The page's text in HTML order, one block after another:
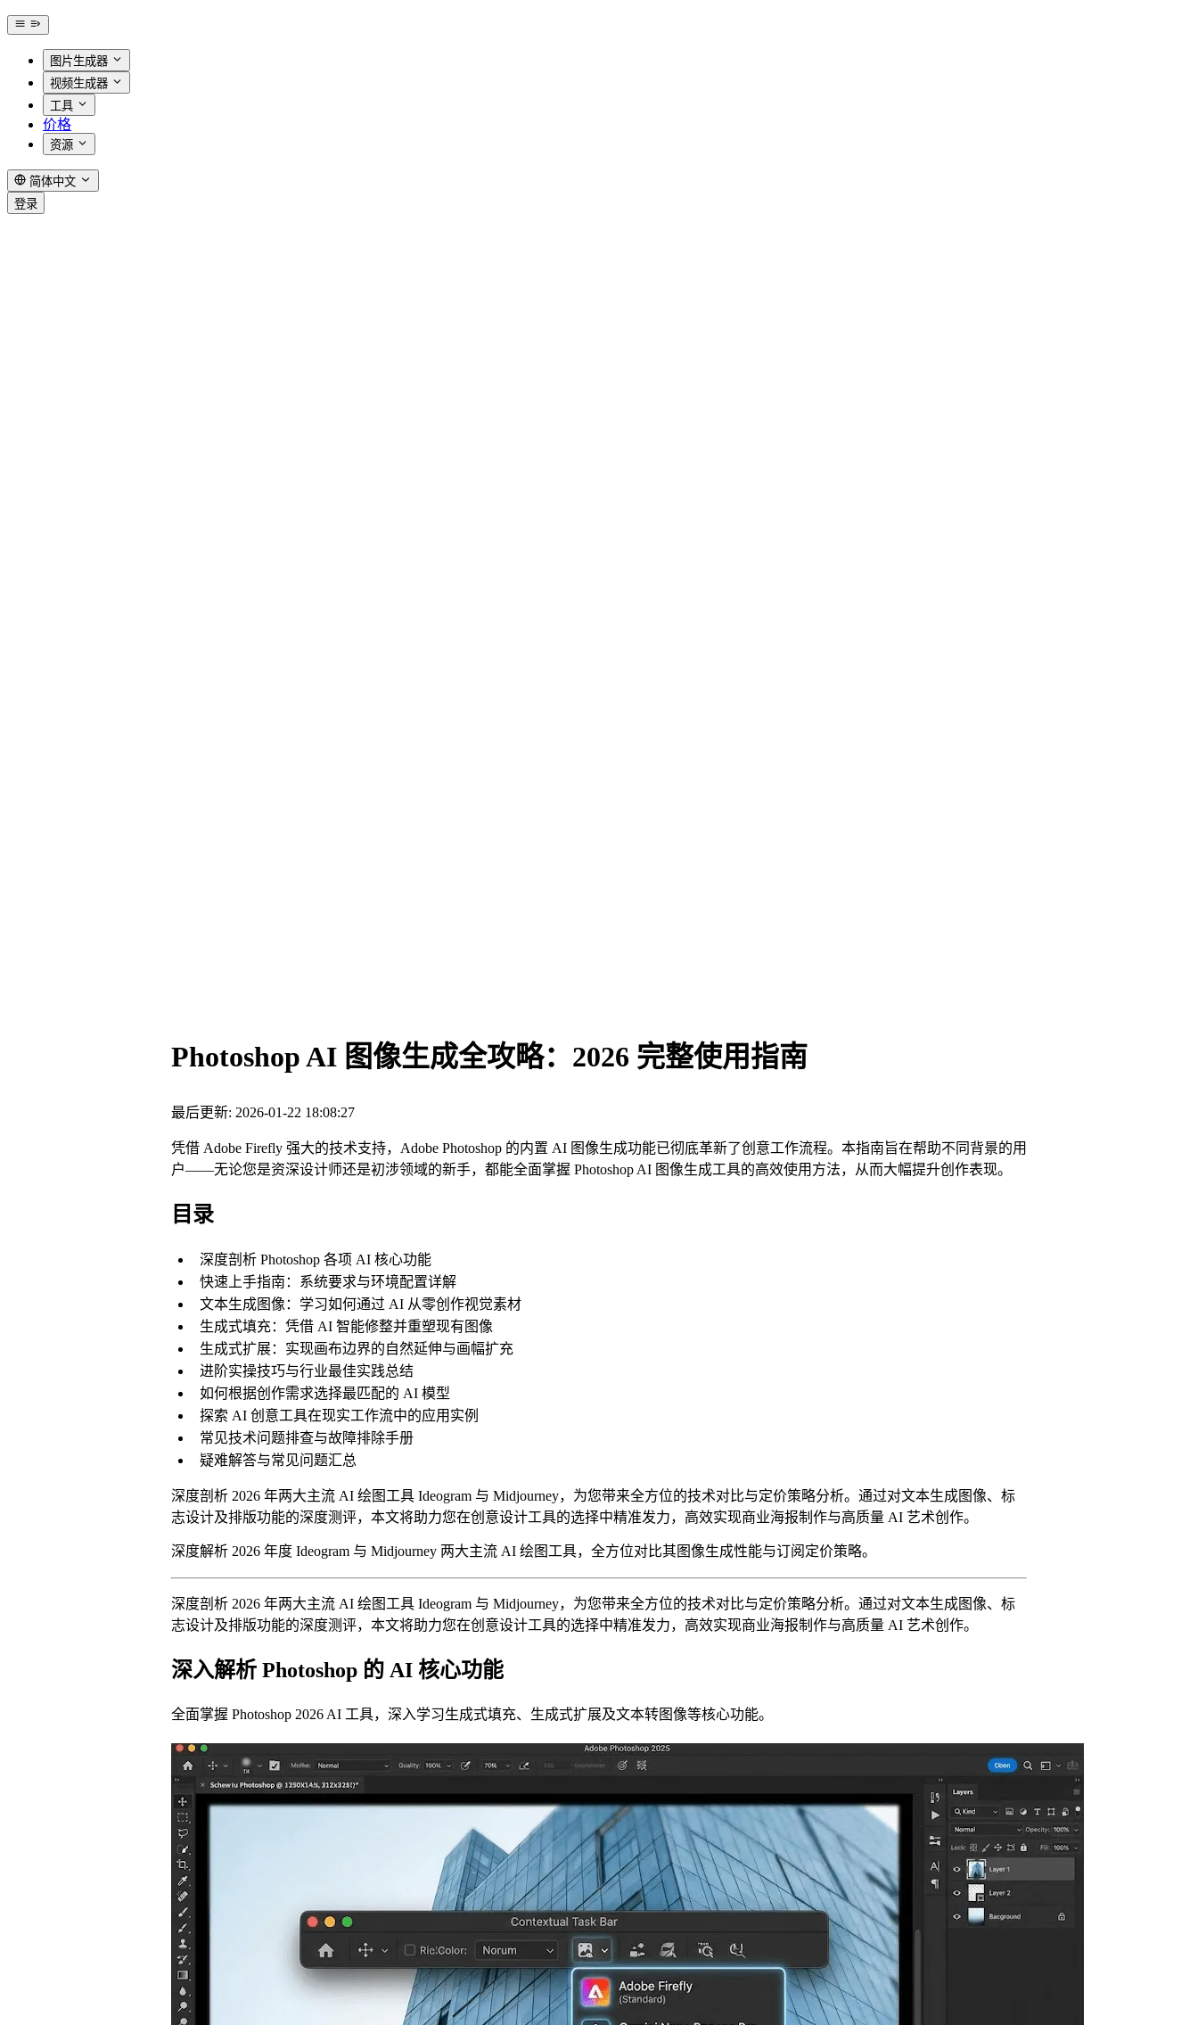
图片生成器
视频生成器
工具
价格
资源
简体中文
登录
Photoshop AI 图像生成全攻略：2026 完整使用指南
最后更新: 2026-01-22 18:08:27
凭借 Adobe Firefly 强大的技术支持，Adobe Photoshop 的内置 AI 图像生成功能已彻底革新了创意工作流程。本指南旨在帮助不同背景的用
户——无论您是资深设计师还是初涉领域的新手，都能全面掌握 Photoshop AI 图像生成工具的高效使用方法，从而大幅提升创作表现。
目录
深度剖析 Photoshop 各项 AI 核心功能
快速上手指南：系统要求与环境配置详解
文本生成图像：学习如何通过 AI 从零创作视觉素材
生成式填充：凭借 AI 智能修整并重塑现有图像
生成式扩展：实现画布边界的自然延伸与画幅扩充
进阶实操技巧与行业最佳实践总结
如何根据创作需求选择最匹配的 AI 模型
探索 AI 创意工具在现实工作流中的应用实例
常见技术问题排查与故障排除手册
疑难解答与常见问题汇总
深度剖析 2026 年两大主流 AI 绘图工具 Ideogram 与 Midjourney，为您带来全方位的技术对比与定价策略分析。通过对文本生成图像、标
志设计及排版功能的深度测评，本文将助力您在创意设计工具的选择中精准发力，高效实现商业海报制作与高质量 AI 艺术创作。
深度解析 2026 年度 Ideogram 与 Midjourney 两大主流 AI 绘图工具，全方位对比其图像生成性能与订阅定价策略。
深度剖析 2026 年两大主流 AI 绘图工具 Ideogram 与 Midjourney，为您带来全方位的技术对比与定价策略分析。通过对文本生成图像、标
志设计及排版功能的深度测评，本文将助力您在创意设计工具的选择中精准发力，高效实现商业海报制作与高质量 AI 艺术创作。
深入解析 Photoshop 的 AI 核心功能
全面掌握 Photoshop 2026 AI 工具，深入学习生成式填充、生成式扩展及文本转图像等核心功能。